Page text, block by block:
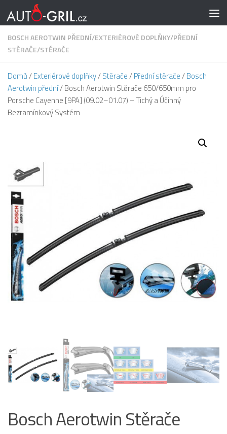
Skip to content
BOSCH AEROTWIN PŘEDNÍ/EXTERIÉROVÉ DOPLŇKY/PŘEDNÍ
STĚRAČE/STĚRAČE
Domů/Exteriérové doplňky/Stěrače/Přední stěrače/Bosch
Aerotwin přední/ Bosch Aerotwin Stěrače 650/650mm pro
Porsche Cayenne [9PA] (09.02–01.07) – Tichý a Účinný
Bezramínkový Systém
Bosch Aerotwin Stěrače